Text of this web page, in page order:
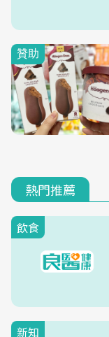
熱門推薦
飲食
新知